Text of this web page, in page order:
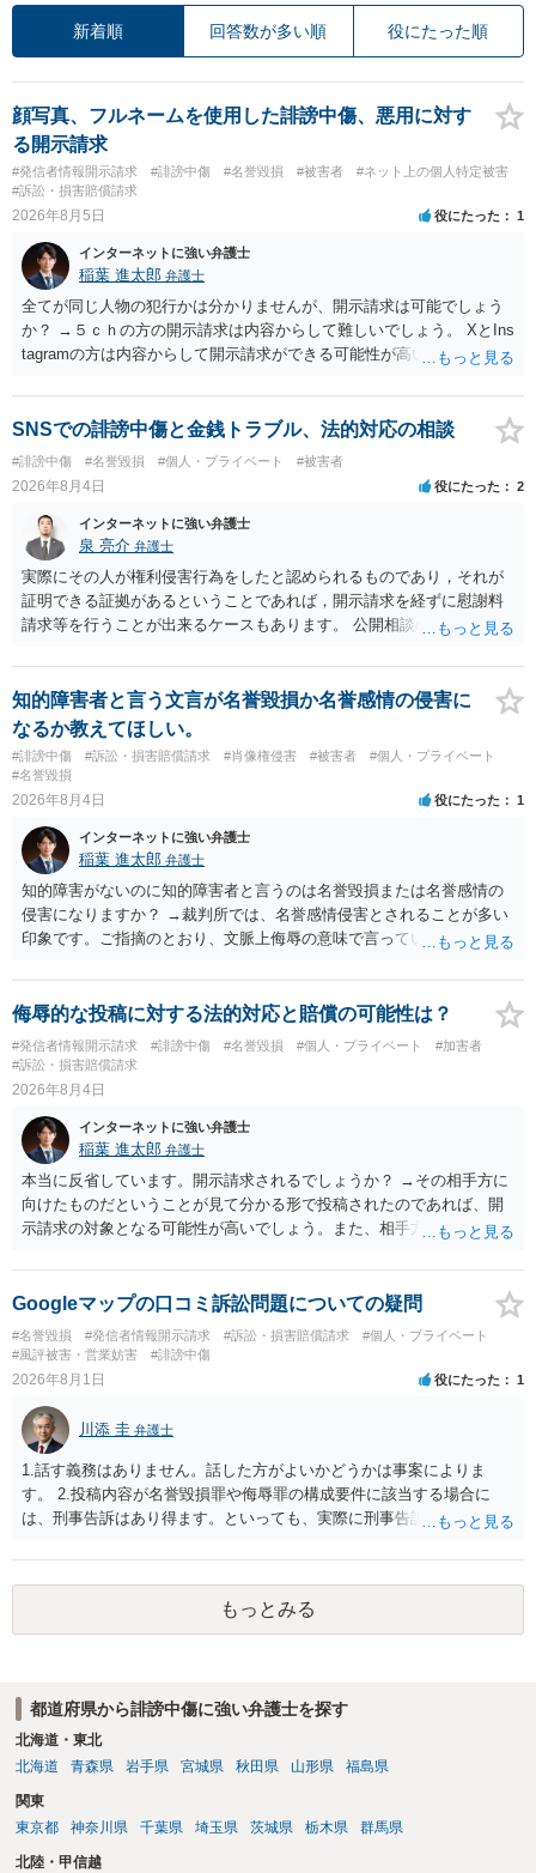
新着順 回答数が多い順 役にたった順
顔写真、フルネームを使用した誹謗中傷、悪用に対す
る開示請求
#発信者情報開示請求 #誹謗中傷 #名誉毀損 #被害者
#ネット上の個人特定被害
#訴訟・損害賠償請求
2026年8月5日 役にたった 1
インターネットに強い弁護士
稲葉 進太郎 弁護士
全てが同じ人物の犯行かは分かりませんが、開示請求は可能でしょう
か？ →５ｃｈの方の開示請求は内容からして難しいでしょう。 XとIns
tagramの方は内容からして開示請求ができる可能性が高いでしょう。
いでしょう。７月中にアカウントが削除されている場合、今から進め
ても失敗する可能性が高いように思われます。 相手を特定できた場
合、相手に全ての弁護士費用を負担させることは可能でしょうか？ →
訴訟外の交渉で相手方が認めれば負担させることができるでしょう。
訴訟で判決となった場合は、実際の弁護士費用が認められる場合と認
められない場合があり何ともいえないところでしょう。
SNSでの誹謗中傷と金銭トラブル、法的対応の相談
#誹謗中傷 #名誉毀損 #個人・プライベート #被害者
2026年8月4日 役にたった 2
インターネットに強い弁護士
泉 亮介 弁護士
実際にその人が権利侵害行為をしたと認められるものであり，それが
証明できる証拠があるということであれば，開示請求を経ずに慰謝料
請求等を行うことが出来るケースもあります。 公開相談の場では回答
に個別に相談されると良いでしょう。
知的障害者と言う文言が名誉毀損か名誉感情の侵害に
なるか教えてほしい。
#誹謗中傷 #訴訟・損害賠償請求 #肖像権侵害 #被害者
#個人・プライベート
#名誉毀損
2026年8月4日 役にたった 1
インターネットに強い弁護士
稲葉 進太郎 弁護士
知的障害がないのに知的障害者と言うのは名誉毀損または名誉感情の
侵害になりますか？ →裁判所では、名誉感情侵害とされることが多い
印象です。ご指摘のとおり、文脈上侮辱の意味で言っている点も加味
侮辱的な投稿に対する法的対応と賠償の可能性は？
#発信者情報開示請求 #誹謗中傷 #名誉毀損 #個人・プライベート
#加害者
#訴訟・損害賠償請求
2026年8月4日
インターネットに強い弁護士
稲葉 進太郎 弁護士
本当に反省しています。開示請求されるでしょうか？ →その相手方に
向けたものだということが見て分かる形で投稿されたのであれば、開
示請求の対象となる可能性が高いでしょう。また、相手方の投稿した
と存じます。発信者情報開示請求が進むと、投稿に使った回線の契約
者のところに、意見照会がなされます。アカウント情報開示の場合
は、アカウントの登録メールに意見照会がなされます。 また、された
場合賠償金はいくらでしょうか。 →ケースバイケースであり、数万円
から１００万単位まで様々でしょう。裁判外であれば交渉して相手方
Googleマップの口コミ訴訟問題についての疑問
#名誉毀損 #発信者情報開示請求 #訴訟・損害賠償請求
#個人・プライベート
#風評被害・営業妨害
#誹謗中傷
2026年8月1日 役にたった 1
川添 圭 弁護士
1.話す義務はありません。話した方がよいかどうかは事案によりま
す。 2.投稿内容が名誉毀損罪や侮辱罪の構成要件に該当する場合に
は、刑事告訴はあり得ます。といっても、実際に刑事告訴に動くかど
です。Googleは電話番号の開示請求もできることが多いので、少しで
も特定可能になるよう、複数ルートで開示請求が行われることが多い
です。さらにいえば、利用者からの口コミ投稿の場合、開示請求者は
ある程度対象者を特定できている（ただし証拠による裏付けか必要な
もっとみる
都道府県から誹謗中傷に強い弁護士を探す
北海道・東北
北海道
青森県 岩手県 宮城県 秋田県 山形県 福島県
関東
東京都
神奈川県 千葉県 埼玉県 茨城県 栃木県 群馬県
北陸・甲信越